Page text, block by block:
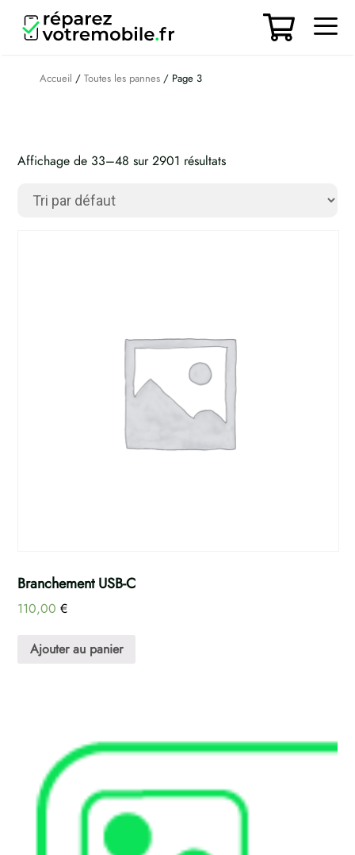
contenu
Accueil / Toutes les pannes / Page 3
Affichage de 33–48 sur 2901 résultats
Branchement USB-C
110,00 €
Ajouter au panier